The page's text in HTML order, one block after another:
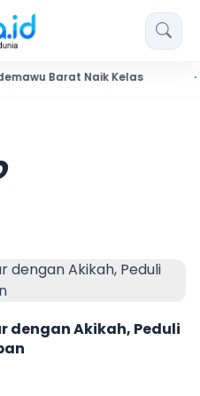
Naik Kelas
dengan Akikah, Peduli